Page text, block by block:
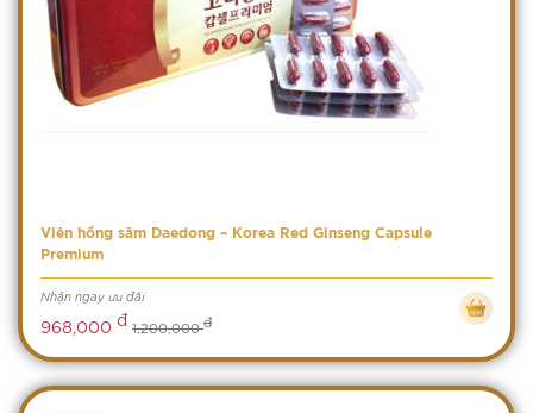
Viên hồng sâm Daedong – Korea Red Ginseng Capsule
Premium
Nhận ngay ưu đãi
968,000 đ 1,200,000đ